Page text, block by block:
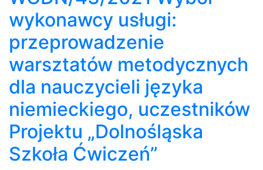
wykonawcy usługi:
przeprowadzenie
warsztatów metodycznych
dla nauczycieli języka
niemieckiego, uczestników
Projektu „Dolnośląska
Szkoła Ćwiczeń”